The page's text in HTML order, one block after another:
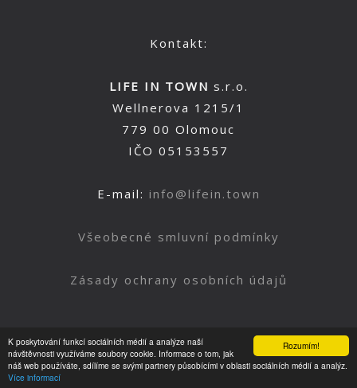
Rozumím!
K poskytování funkcí sociálních médií a analýze naší
návštěvnosti využíváme soubory cookie. Informace o tom, jak
náš web používáte, sdílíme se svými partnery působícími v oblasti sociálních médií a analýz.
Více informací
Kontakt:
LIFE IN TOWN s.r.o.
Wellnerova 1215/1
779 00 Olomouc
IČO 05153557
E-mail: info@lifein.town
Všeobecné smluvní podmínky
Zásady ochrany osobních údajů
Nahoru